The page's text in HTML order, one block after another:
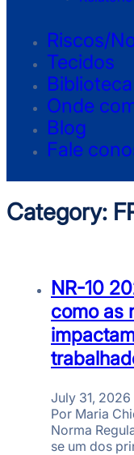
Riscos/
Tecidos
Biblioteca
Onde
Blog
Fale
Category:
NR-10
como as
July 31, 2026
Por Maria
Norma
se um dos